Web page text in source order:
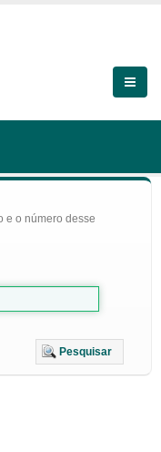
e o número desse
Pesquisar